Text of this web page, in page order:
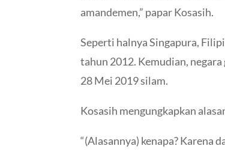
amandemen,” papar Kosasih.
Seperti halnya Singapura,
tahun 2012. Kemudian,
28 Mei 2019 silam.
Kosasih mengungkapkan
“(Alasannya) kenapa? Karena